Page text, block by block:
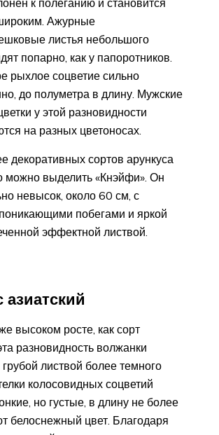
к полеганию и становится
Ажурные
листья небольшого
попарно, как у папоротников.
рыхлое соцветие сильно
до полуметра в длину. Мужские
у этой разновидности
на разных цветоносах.
декоративных сортов арункуса
можно выделить «Кнэйфи». Он
невысок, около 60 см, с
побегами и яркой
эффектной листвой.
азиатский
высоком росте, как сорт
разновидность волжанки
грубой листвой более темного
колосовидных соцветий
но густые, в длину не более
белоснежный цвет. Благодаря